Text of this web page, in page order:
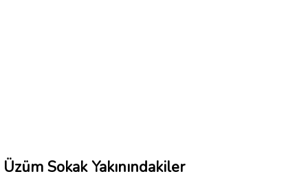
Üzüm Sokak Yakınındakiler